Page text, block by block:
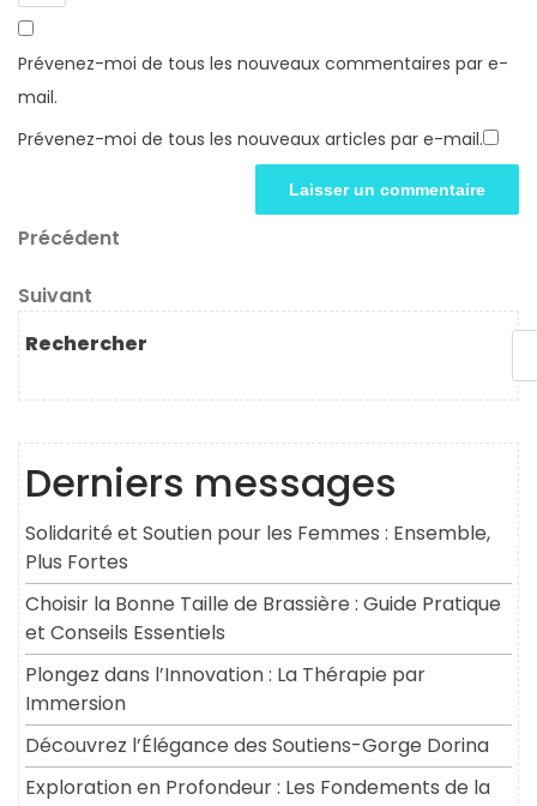
Prévenez-moi de tous les nouveaux commentaires par e-
mail.
Prévenez-moi de tous les nouveaux articles par e-mail.
Navigation
de
l’article
Article
Précédent
Article
suivant
Suivant
Rechercher
Derniers messages
Solidarité et Soutien pour les Femmes : Ensemble,
Plus Fortes
Choisir la Bonne Taille de Brassière : Guide Pratique
et Conseils Essentiels
Plongez dans l’Innovation : La Thérapie par
Immersion
Découvrez l’Élégance des Soutiens-Gorge Dorina
Exploration en Profondeur : Les Fondements de la